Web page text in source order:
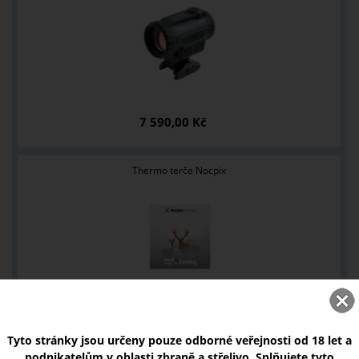
7 590,00 Kč
Thermo terče Nocpix
Tyto stránky jsou určeny pouze odborné veřejnosti od 18 let a